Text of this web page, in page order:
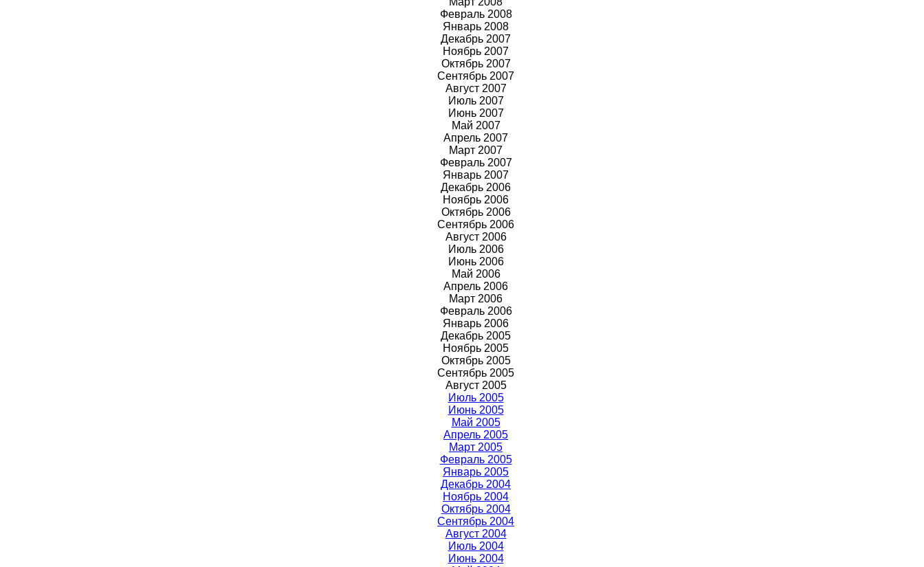
Февраль 2008
Январь 2008
Декабрь 2007
Ноябрь 2007
Октябрь 2007
Сентябрь 2007
Август 2007
Июль 2007
Июнь 2007
Май 2007
Апрель 2007
Март 2007
Февраль 2007
Январь 2007
Декабрь 2006
Ноябрь 2006
Октябрь 2006
Сентябрь 2006
Август 2006
Июль 2006
Июнь 2006
Май 2006
Апрель 2006
Март 2006
Февраль 2006
Январь 2006
Декабрь 2005
Ноябрь 2005
Октябрь 2005
Сентябрь 2005
Август 2005
Июль 2005
Июнь 2005
Май 2005
Апрель 2005
Март 2005
Февраль 2005
Январь 2005
Декабрь 2004
Ноябрь 2004
Октябрь 2004
Сентябрь 2004
Август 2004
Июль 2004
Июнь 2004